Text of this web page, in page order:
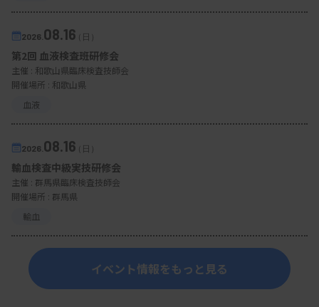
2026. 08.16（日）
第2回 血液検査班研修会
主催 : 和歌山県臨床検査技師会
開催場所 : 和歌山県
血液
2026. 08.16（日）
輸血検査中級実技研修会
主催 : 群馬県臨床検査技師会
開催場所 : 群馬県
輸血
イベント情報をもっと見る